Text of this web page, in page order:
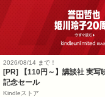
2026/08/14 まで！
[PR]
【110円～】講談社 実
記念セール
Kindleストア